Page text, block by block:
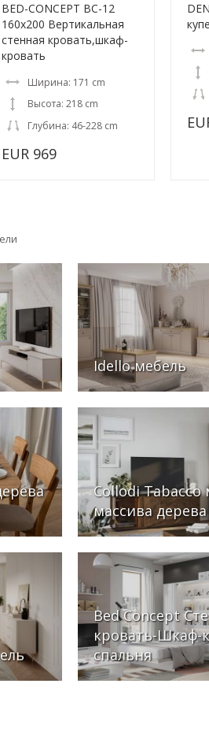
BED-CONCEPT BC-12
160x200 Вертикальная
cтенная кровать,шкаф-
кровать
Ширина: 171 cm
Высота: 218 cm
Глубина: 46-228 cm
EUR 969
Idello мебель
Collodi Tabacco
массива дерева
Bed Concept
кровать-Шкаф-
cпальня